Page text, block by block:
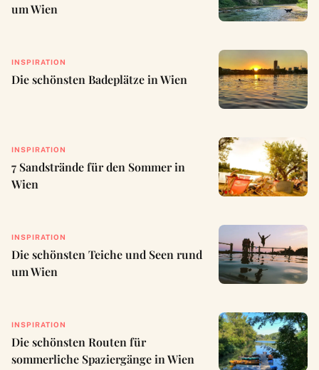
um Wien
INSPIRATION
Die schönsten Badeplätze in Wien
INSPIRATION
7 Sandstrände für den Sommer in
Wien
INSPIRATION
Die schönsten Teiche und Seen rund
um Wien
INSPIRATION
Die schönsten Routen für
sommerliche Spaziergänge in Wien